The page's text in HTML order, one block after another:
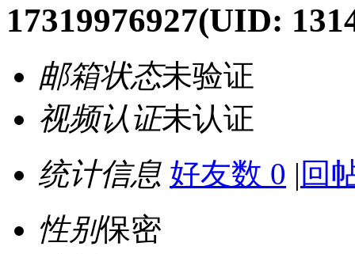
17319976927(UID:
邮箱状态未验证
视频认证未认证
统计信息 好友数 0 | 回
性别保密